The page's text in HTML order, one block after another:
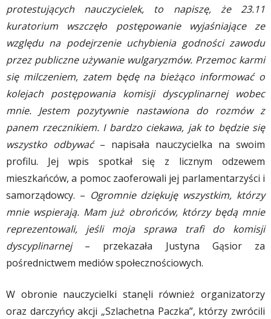
protestujących nauczycielek, to napiszę, że 23.11
kuratorium wszczęło postępowanie wyjaśniające ze
względu na podejrzenie uchybienia godności zawodu
przez publiczne używanie wulgaryzmów. Przemoc karmi
się milczeniem, zatem będę na bieżąco informować o
kolejach postępowania komisji dyscyplinarnej wobec
mnie. Jestem pozytywnie nastawiona do rozmów z
panem rzecznikiem. I bardzo ciekawa, jak to będzie się
wszystko odbywać– napisała nauczycielka na swoim
profilu. Jej wpis spotkał się z licznym odzewem
mieszkańców, a pomoc zaoferowali jej parlamentarzyści i
samorządowcy. – Ogromnie dziękuję wszystkim, którzy
mnie wspierają. Mam już obrońców, którzy będą mnie
reprezentowali, jeśli moja sprawa trafi do komisji
dyscyplinarnej– przekazała Justyna Gąsior za
pośrednictwem mediów społecznościowych.
W obronie nauczycielki stanęli również organizatorzy
oraz darczyńcy akcji „Szlachetna Paczka”, którzy zwrócili